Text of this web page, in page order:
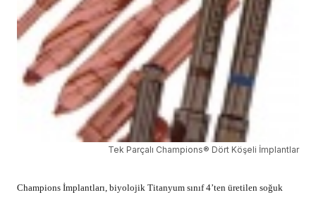
Tek Parçalı Champions® Dört Köşeli İmplantlar
Champions İmplantları, biyolojik Titanyum sınıf 4’ten üretilen soğuk